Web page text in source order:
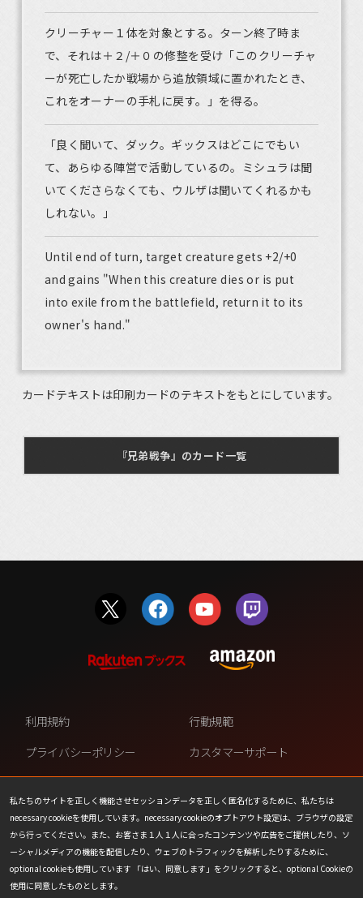
クリーチャー１体を対象とする。ターン終了時ま
で、それは＋２/＋０の修整を受け「このクリーチャ
ーが死亡したか戦場から追放領域に置かれたとき、
これをオーナーの手札に戻す。」を得る。
「良く聞いて、ダック。ギックスはどこにでもい
て、あらゆる陣営で活動しているの。ミシュラは聞
いてくださらなくても、ウルザは聞いてくれるかも
しれない。」
Until end of turn, target creature gets +2/+0
and gains "When this creature dies or is put
into exile from the battlefield, return it to its
owner's hand."
カードテキストは印刷カードのテキストをもとにしています。
『兄弟戦争』のカード一覧
私たちのサイトを正しく機能させセッションデータを正しく匿名化するために、私たちは
necessary cookieを使用しています。necessary cookieのオプトアウト設定は、ブラウザの設定
から行ってください。また、お客さま１人１人に合ったコンテンツや広告をご提供したり、ソ
ーシャルメディアの機能を配信したり、ウェブのトラフィックを解析したりするために、
optional cookieも使用しています 「はい、同意します」をクリックすると、optional Cookieの
使用に同意したものとします。
利用規約
行動規範
プライバシーポリシー
カスタマーサポート
ファンコンテンツ・ポリシー
個人情報の販売や共有を許可し
ない
COOKIE
プレスリリース
会社情報
お問い合わせ